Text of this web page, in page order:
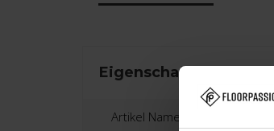
Eigenschaften
Artikel Name: